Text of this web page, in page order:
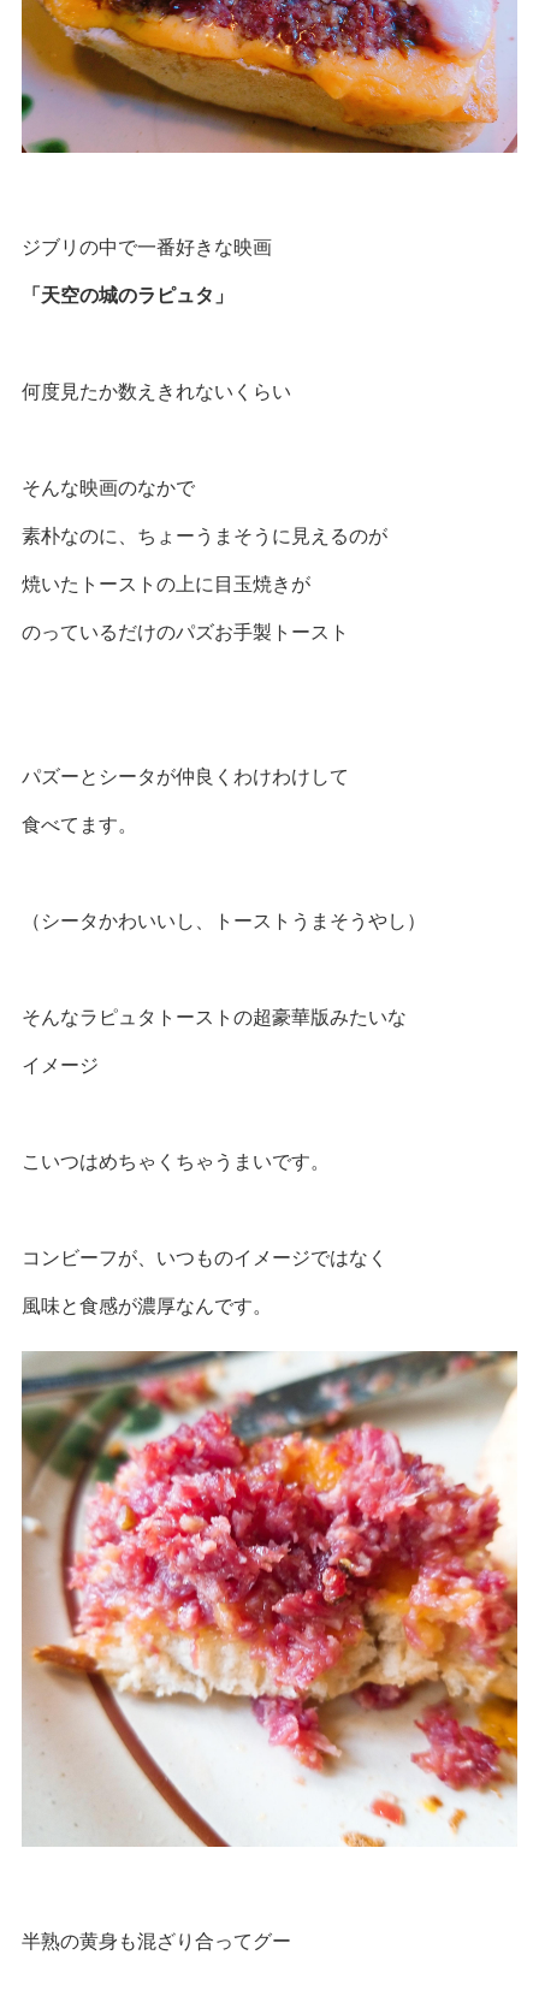
ジブリの中で一番好きな映画
「天空の城のラピュタ」
何度見たか数えきれないくらい
そんな映画のなかで
素朴なのに、ちょーうまそうに見えるのが
焼いたトーストの上に目玉焼きが
のっているだけのパズお手製トースト
パズーとシータが仲良くわけわけして
食べてます。
（シータかわいいし、トーストうまそうやし）
そんなラピュタトーストの超豪華版みたいな
イメージ
こいつはめちゃくちゃうまいです。
コンビーフが、いつものイメージではなく
風味と食感が濃厚なんです。
半熟の黄身も混ざり合ってグー